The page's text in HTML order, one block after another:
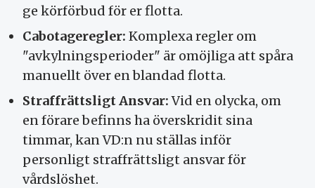
ge körförbud för er flotta.
Cabotageregler: Komplexa regler om
"avkylningsperioder" är omöjliga att spåra
manuellt över en blandad flotta.
Straffrättsligt Ansvar:Vid en olycka, om
en förare befinns ha överskridit sina
timmar, kan VD:n nu ställas inför
personligt straffrättsligt ansvar för
vårdslöshet.